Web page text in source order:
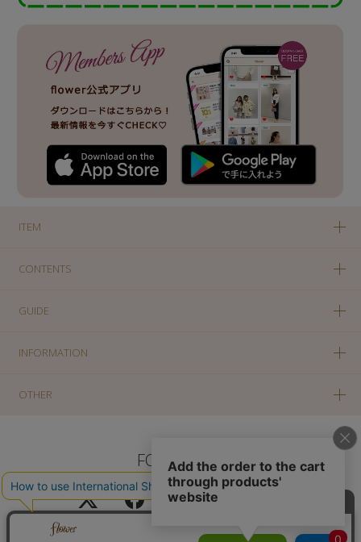
ITEM
CONTENTS
GUIDE
INFORMATION
OTHER
FOLLOW US